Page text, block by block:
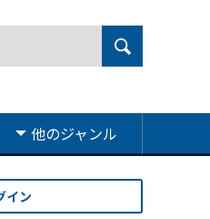
他のジャンル
イン